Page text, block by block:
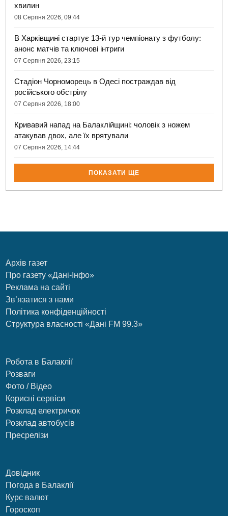
хвилин
08 Серпня 2026, 09:44
В Харківщині стартує 13-й тур чемпіонату з футболу:
анонс матчів та ключові інтриги
07 Серпня 2026, 23:15
Стадіон Чорноморець в Одесі постраждав від
російського обстрілу
07 Серпня 2026, 18:00
Кривавий напад на Балаклійщині: чоловік з ножем
атакував двох, але їх врятували
07 Серпня 2026, 14:44
ПОКАЗАТИ ЩЕ
Архів газет
Про газету «Дані-Інфо»
Реклама на сайті
Зв’язатися з нами
Політика конфіденційності
Структура власності «Дані FM 99.3»
Робота в Балаклії
Розваги
Фото / Відео
Корисні сервіси
Розклад електричок
Розклад автобусів
Пресрелізи
Довідник
Погода в Балаклії
Курс валют
Гороскоп